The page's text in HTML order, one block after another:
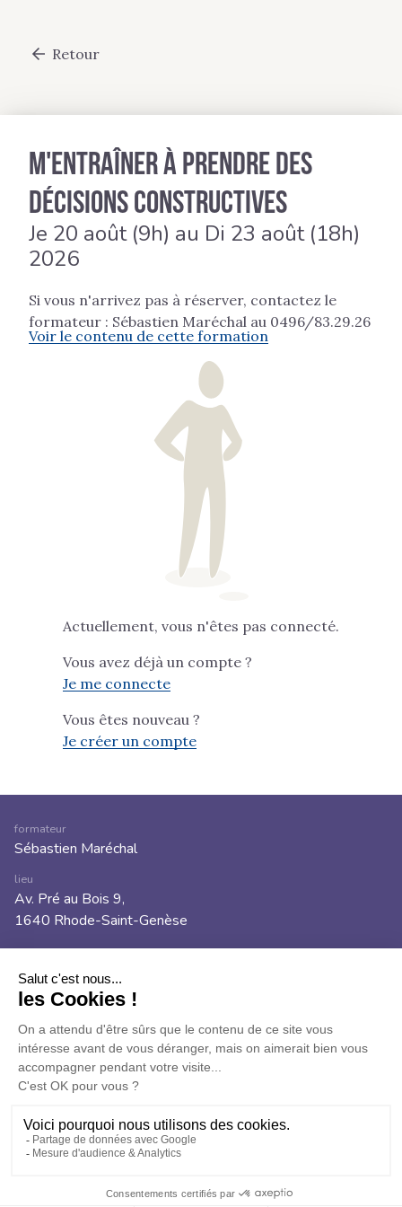
contenuRetour
M'entraîner à prendre des
décisions constructives
Je 20 août (9h) au Di 23 août (18h)
2026
Si vous n'arrivez pas à réserver, contactez le
formateur : Sébastien Maréchal au 0496/83.29.26
Voir le contenu de cette formation
Actuellement, vous n'êtes pas connecté.
Vous avez déjà un compte ?
Je me connecte
Vous êtes nouveau ?
Je créer un compte
formateur
Sébastien Maréchal
lieu
Av. Pré au Bois 9,
1640 Rhode-Saint-Genèse
autres actions
Voir le contenu de cette formation
Choisir une autre date
Conditions d’annulation